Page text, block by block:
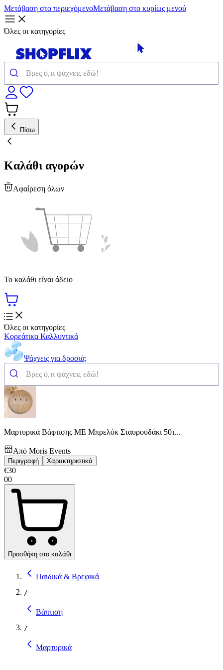
Μετάβαση στο περιεχόμενοΜετάβαση στο κυρίως μενού
Όλες οι κατηγορίες
Πίσω
Καλάθι αγορών
Αφαίρεση όλων
Το καλάθι είναι άδειο
Όλες οι κατηγορίες
Κορεάτικα Καλλυντικά
Ψάχνεις για δροσιά;
Μαρτυρικά Βάφτισης ME Μπρελόκ Σταυρουδάκι 50τ...
Από Moris Events
Περιγραφή Χαρακτηριστικά
€30
00
Προσθήκη στο καλάθι
Παιδικά & Βρεφικά
/
Βάπτιση
/
Μαρτυρικά